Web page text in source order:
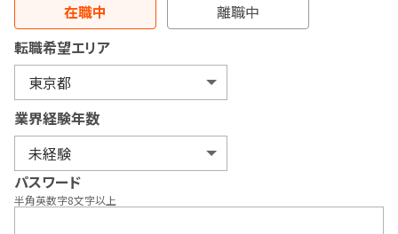
在職中
離職中
転職希望エリア
業界経験年数
パスワード
半角英数字8文字以上